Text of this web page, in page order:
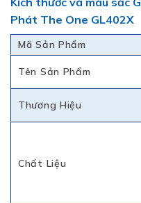
Phát The One GL402X
Mã Sản Phẩm
Tên Sản Phẩm
Thương Hiệu
Chất Liệu